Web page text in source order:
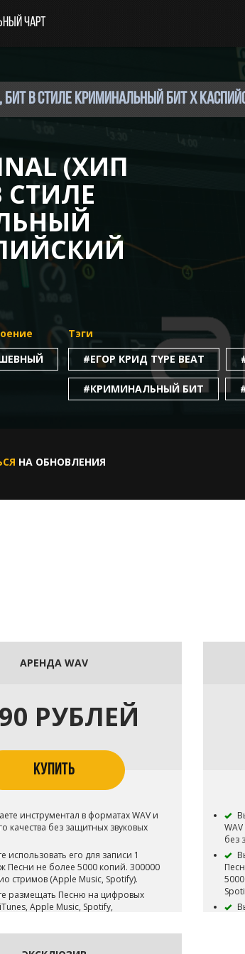
чарт
Бит В Стиле криминальный бит x
(ХИП
СТИЛЕ
Тэги
#ЕГОР КРИД TYPE BEAT
#КРИМИНАЛЬНЫЙ БИТ
НА ОБНОВЛЕНИЯ
АРЕНДА WAV
РУБЛЕЙ
КУПИТЬ
инструментал в форматах WAV и
качества без защитных звуковых
использовать его для записи 1
Песни не более 5000 копий. 300000
стримов (Apple Music, Spotify).
размещать Песню на цифровых
Apple Music, Spotify,
снять 1 видеоклип на записанную
без